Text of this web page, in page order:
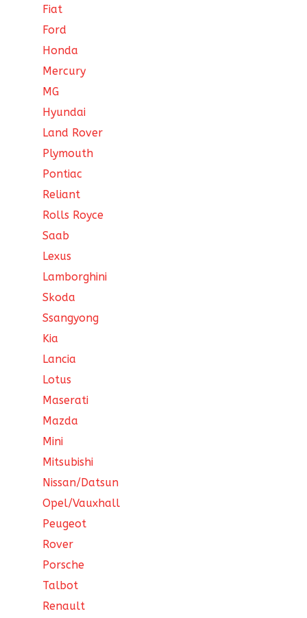
Fiat
Ford
Honda
Mercury
MG
Hyundai
Land Rover
Plymouth
Pontiac
Reliant
Rolls Royce
Saab
Lexus
Lamborghini
Skoda
Ssangyong
Kia
Lancia
Lotus
Maserati
Mazda
Mini
Mitsubishi
Nissan/Datsun
Opel/Vauxhall
Peugeot
Rover
Porsche
Talbot
Renault